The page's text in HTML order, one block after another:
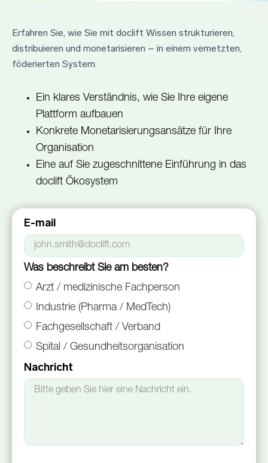
Erfahren Sie, wie Sie mit doclift Wissen strukturieren,
distribuieren und monetarisieren – in einem vernetzten,
föderierten System.
Ein klares Verständnis, wie Sie Ihre eigene
Plattform aufbauen
Konkrete Monetarisierungsansätze für Ihre
Organisation
Eine auf Sie zugeschnittene Einführung in das
doclift Ökosystem
E-mail
Was beschreibt Sie am besten?
Arzt / medizinische Fachperson
Industrie (Pharma / MedTech)
Fachgesellschaft / Verband
Spital / Gesundheitsorganisation
Nachricht